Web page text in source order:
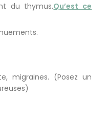
du thymus.Qu’est ce
migraines. (Posez un